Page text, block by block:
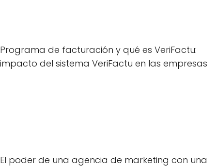
Programa de facturación y qué es VeriFactu:
impacto del sistema VeriFactu en las empresas
El poder de una agencia de marketing con una